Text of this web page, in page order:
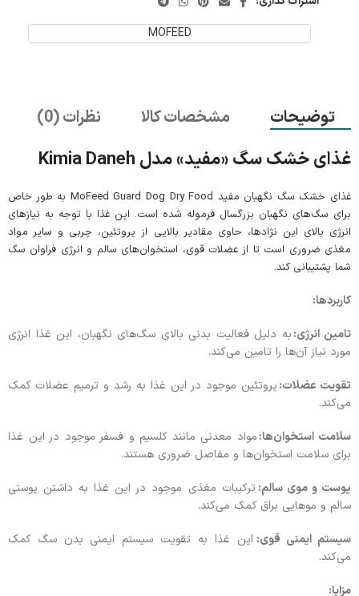
MOFEED
توضیحات مشخصات کالا نظرات (0)
غذای خشک سگ «مفید» مدل Kimia Daneh
غذای خشک سگ نگهبان مفید MoFeed Guard Dog Dry Food به طور خاص
برای سگ‌های نگهبان بزرگسال فرموله شده است. این غذا با توجه به نیازهای
انرژی بالای این نژادها، حاوی مقادیر بالایی از پروتئین، چربی و سایر مواد
مغذی ضروری است تا از عضلات قوی، استخوان‌های سالم و انرژی فراوان سگ
شما پشتیبانی کند.
کاربردها:
تامین انرژی:به دلیل فعالیت بدنی بالای سگ‌های نگهبان، این غذا انرژی
مورد نیاز آن‌ها را تامین می‌کند.
تقویت عضلات:پروتئین موجود در این غذا به رشد و ترمیم عضلات کمک
می‌کند.
سلامت استخوان‌ها:مواد معدنی مانند کلسیم و فسفر موجود در این غذا
برای سلامت استخوان‌ها و مفاصل ضروری هستند.
پوست و موی سالم: ترکیبات مغذی موجود در این غذا به داشتن پوستی
سالم و موهایی براق کمک می‌کند.
سیستم ایمنی قوی: این غذا به تقویت سیستم ایمنی بدن سگ کمک
می‌کند.
مزایا: